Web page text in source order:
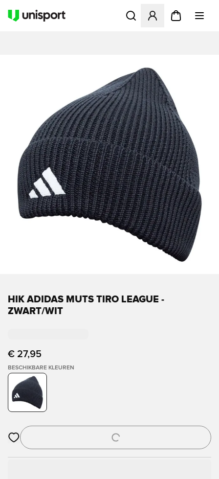
Opent een venster om in
HIK ADIDAS MUTS TIRO LEAGUE -
ZWART/WIT
€ 27,95
BESCHIKBARE KLEUREN
Opent een venster om in te loggen of je aan te melden als lid